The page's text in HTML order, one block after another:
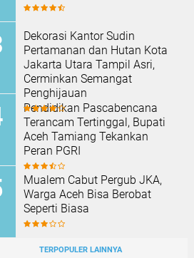
Dekorasi Kantor Sudin
Pertamanan dan Hutan Kota
Jakarta Utara Tampil Asri,
Cerminkan Semangat
Penghijauan
Pendidikan Pascabencana
Terancam Tertinggal, Bupati
Aceh Tamiang Tekankan
Peran PGRI
Mualem Cabut Pergub JKA,
Warga Aceh Bisa Berobat
Seperti Biasa
TERPOPULER LAINNYA